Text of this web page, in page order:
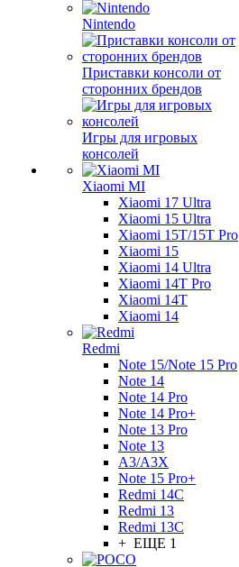
Nintendo
Приставки консоли от
сторонних брендов
Игры для игровых
консолей
Xiaomi MI
Xiaomi 17 Ultra
Xiaomi 15 Ultra
Xiaomi 15T/15T Pro
Xiaomi 15
Xiaomi 14 Ultra
Xiaomi 14T Pro
Xiaomi 14T
Xiaomi 14
Redmi
Note 15/Note 15 Pro
Note 14
Note 14 Pro
Note 14 Pro+
Note 13 Pro
Note 13
A3/A3X
Note 15 Pro+
Redmi 14C
Redmi 13
Redmi 13C
+ ЕЩЕ 1